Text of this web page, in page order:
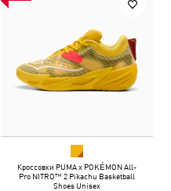
Кроссовки PUMA x POKÉMON All-
Pro NITRO™ 2 Pikachu Basketball
Shoes Unisex